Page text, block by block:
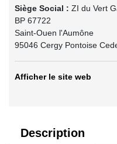
Siège Social : ZI du Vert
BP 67722
Saint-Ouen l'Aumône
95046 Cergy Pontoise
Afficher le site web
Description